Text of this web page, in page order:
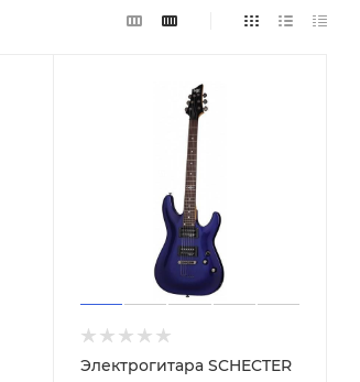
Электрогитара SCHECTER